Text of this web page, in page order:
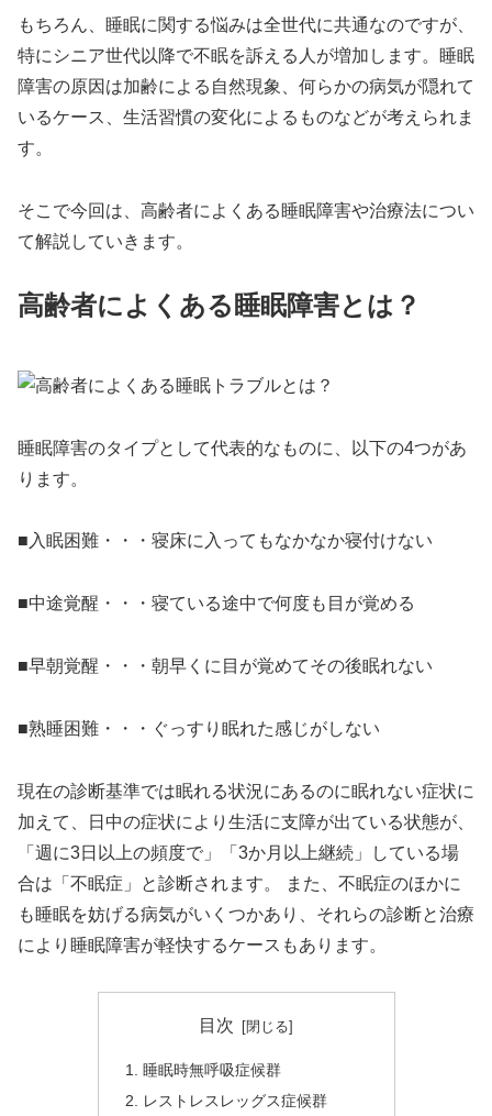
もちろん、睡眠に関する悩みは全世代に共通なのですが、
特にシニア世代以降で不眠を訴える人が増加します。睡眠
障害の原因は加齢による自然現象、何らかの病気が隠れて
いるケース、生活習慣の変化によるものなどが考えられま
す。
そこで今回は、高齢者によくある睡眠障害や治療法につい
て解説していきます。
高齢者によくある睡眠障害とは？
睡眠障害のタイプとして代表的なものに、以下の4つがあ
ります。
■入眠困難・・・寝床に入ってもなかなか寝付けない
■中途覚醒・・・寝ている途中で何度も目が覚める
■早朝覚醒・・・朝早くに目が覚めてその後眠れない
■熟睡困難・・・ぐっすり眠れた感じがしない
現在の診断基準では眠れる状況にあるのに眠れない症状に
加えて、日中の症状により生活に支障が出ている状態が、
「週に3日以上の頻度で」「3か月以上継続」している場
合は「不眠症」と診断されます。 また、不眠症のほかに
も睡眠を妨げる病気がいくつかあり、それらの診断と治療
により睡眠障害が軽快するケースもあります。
目次
睡眠時無呼吸症候群
レストレスレッグス症候群